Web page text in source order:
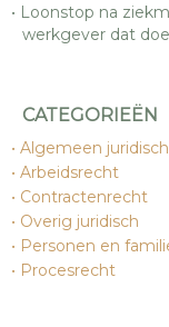
Loonstop na
werkgever dat
CATEGORIEËN
Algemeen juridisch
Arbeidsrecht
Contractenrecht
Overig juridisch
Personen en
Procesrecht